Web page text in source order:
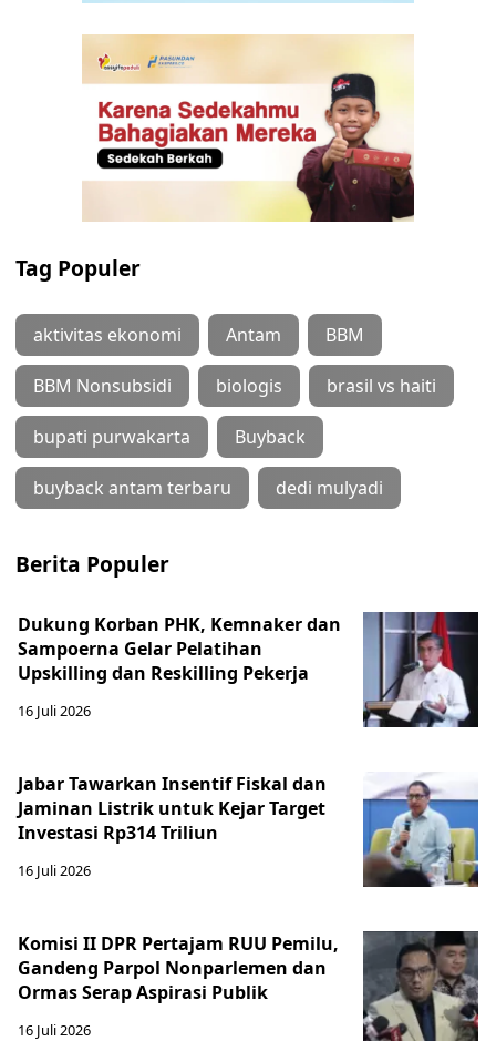
Tag Populer
aktivitas ekonomi Antam BBM
BBM Nonsubsidi biologis brasil vs haiti
bupati purwakarta Buyback
buyback antam terbaru dedi mulyadi
Berita Populer
Dukung Korban PHK, Kemnaker dan
Sampoerna Gelar Pelatihan
Upskilling dan Reskilling Pekerja
16 Juli 2026
Jabar Tawarkan Insentif Fiskal dan
Jaminan Listrik untuk Kejar Target
Investasi Rp314 Triliun
16 Juli 2026
Komisi II DPR Pertajam RUU Pemilu,
Gandeng Parpol Nonparlemen dan
Ormas Serap Aspirasi Publik
16 Juli 2026